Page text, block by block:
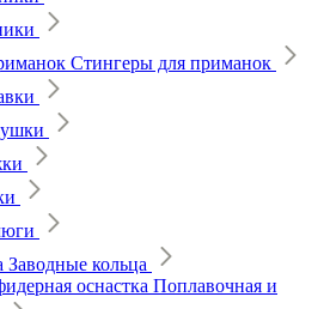
Стингеры для приманок
Заводные кольца
Поплавочная и